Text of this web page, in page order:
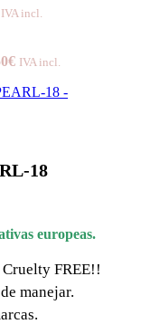
IVA incl.
€ IVA incl.
18
europeas.
FREE!!
manejar.